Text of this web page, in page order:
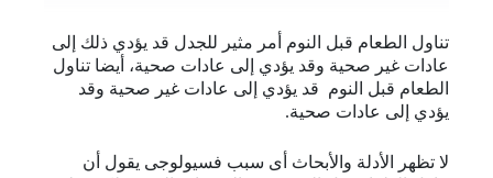
تناول الطعام قبل النوم أمر مثير للجدل قد يؤدي ذلك إلى
عادات غير صحية وقد يؤدي إلى عادات صحية، أيضا تناول
الطعام قبل النوم قد يؤدي إلى عادات غير صحية وقد
يؤدي إلى عادات صحية.
لا تظهر الأدلة والأبحاث أى سبب فسيولوجى يقول أن